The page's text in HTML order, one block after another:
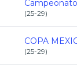
(25-29)
(25-29)